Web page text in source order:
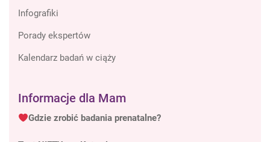
Infografiki
Porady ekspertów
Kalendarz badań w ciąży
Informacje dla Mam
Gdzie zrobić badania prenatalne?